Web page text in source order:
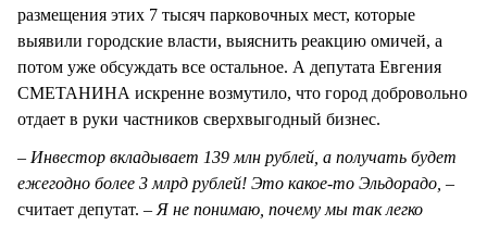
размещения этих 7 тысяч парковочных мест, которые
выявили городские власти, выяснить реакцию омичей, а
потом уже обсуждать все остальное. А депутата Евгения
СМЕТАНИНА искренне возмутило, что город добровольно
отдает в руки частников сверхвыгодный бизнес.
– Инвестор вкладывает 139 млн рублей, а получать будет
ежегодно более 3 млрд рублей! Это какое-то Эльдорадо, –
считает депутат. – Я не понимаю, почему мы так легко